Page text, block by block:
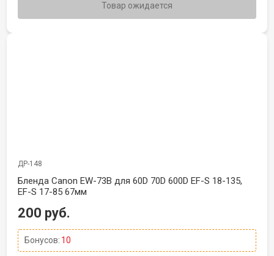
Товар ожидается
ДР-148
Бленда Canon EW-73B для 60D 70D 600D EF-S 18-135,
EF-S 17-85 67мм
200 руб.
Бонусов: 10